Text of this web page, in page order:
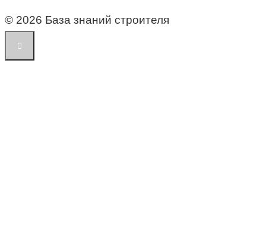
© 2026 База знаний строителя